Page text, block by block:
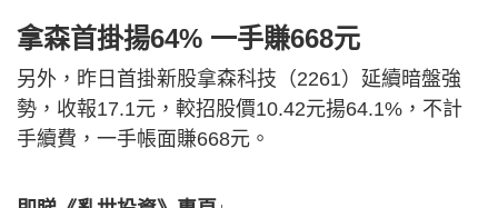
拿森首掛揚64% 一手賺668元
另外，昨日首掛新股拿森科技（2261）延續暗盤強
勢，收報17.1元，較招股價10.42元揚64.1%，不計
手續費，一手帳面賺668元。